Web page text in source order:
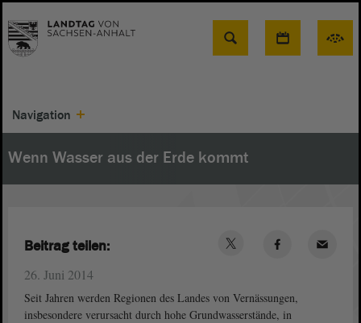
Suche
Navigation
Wenn Wasser aus der Erde kommt
26. Juni 2014
Seit Jahren werden Regionen des Landes von Vernässungen,
insbesondere verursacht durch hohe Grundwasserstände, in
Beitrag teilen: